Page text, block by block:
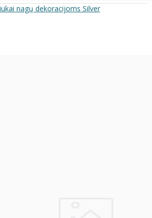
nagų dekoracijoms Silver